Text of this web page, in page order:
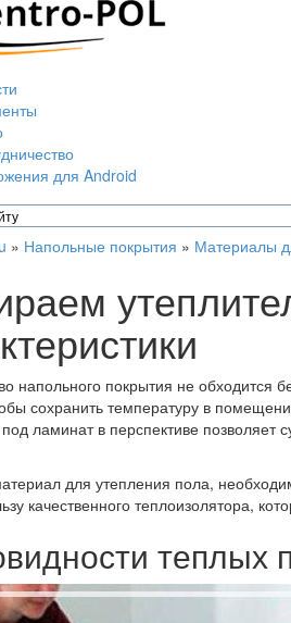
для Android
» Напольные покрытия » Материалы
напольного покрытия не обходится
сохранить температуру в
ламинат в перспективе позволяет
для утепления пола,
качественного теплоизолятора,
теплых